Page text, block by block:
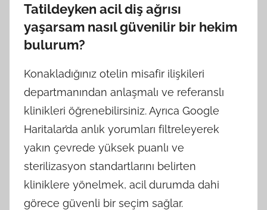
Tatildeyken acil diş ağrısı
yaşarsam nasıl güvenilir bir hekim
bulurum?
Konakladığınız otelin misafir ilişkileri
departmanından anlaşmalı ve referanslı
klinikleri öğrenebilirsiniz. Ayrıca Google
Haritalar’da anlık yorumları filtreleyerek
yakın çevrede yüksek puanlı ve
sterilizasyon standartlarını belirten
kliniklere yönelmek, acil durumda dahi
görece güvenli bir seçim sağlar.